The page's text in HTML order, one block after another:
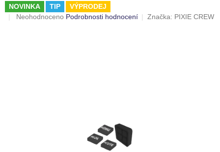
NOVINKA
TIP
VÝPRODEJ
Průměrné
Neohodnoceno Podrobnosti hodnocení Značka: PIXIE CREW